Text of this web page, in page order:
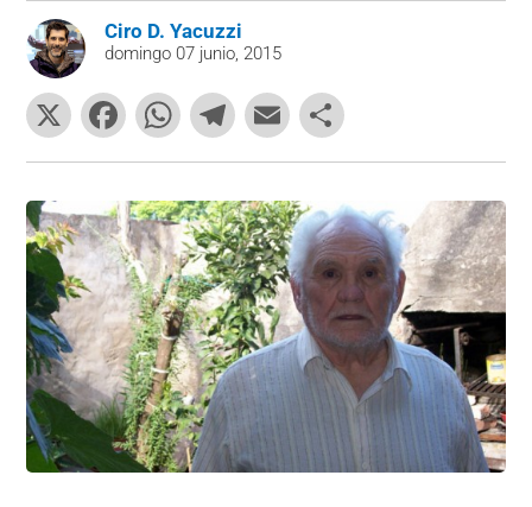
Ciro D. Yacuzzi
domingo 07 junio, 2015
X
F
a
c
e
b
o
o
k
W
h
at
s
A
p
p
T
el
e
gr
a
m
E
m
ai
l
o
p
ar
tir